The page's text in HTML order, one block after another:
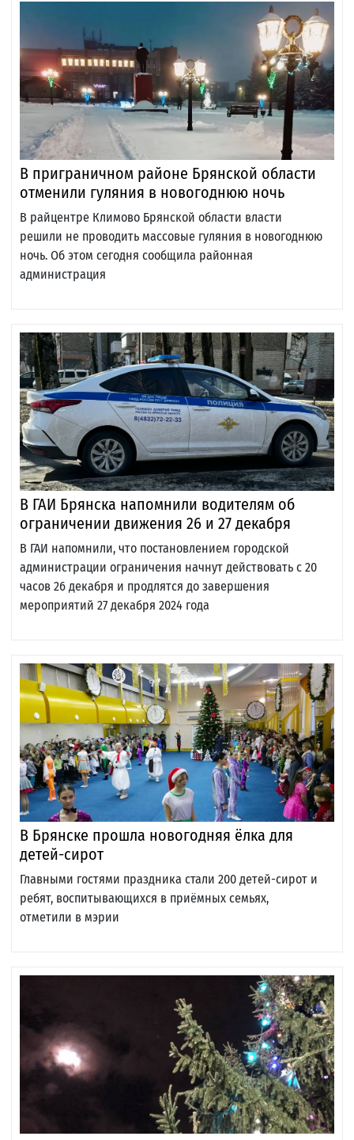
В приграничном районе Брянской области
отменили гуляния в новогоднюю ночь
В райцентре Климово Брянской области власти
решили не проводить массовые гуляния в новогоднюю
ночь. Об этом сегодня сообщила районная
администрация
В ГАИ Брянска напомнили водителям об
ограничении движения 26 и 27 декабря
В ГАИ напомнили, что постановлением городской
администрации ограничения начнут действовать с 20
часов 26 декабря и продлятся до завершения
мероприятий 27 декабря 2024 года
В Брянске прошла новогодняя ёлка для
детей-сирот
Главными гостями праздника стали 200 детей-сирот и
ребят, воспитывающихся в приёмных семьях,
отметили в мэрии